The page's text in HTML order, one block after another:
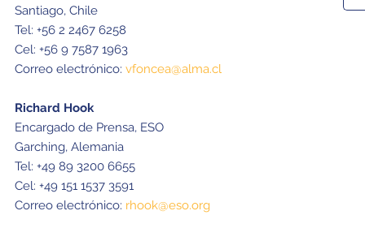
Santiago, Chile
Tel: +56 2 2467 6258
Cel: +56 9 7587 1963
Correo electrónico: vfoncea@alma.cl
Richard Hook
Encargado de Prensa, ESO
Garching, Alemania
Tel: +49 89 3200 6655
Cel: +49 151 1537 3591
Correo electrónico: rhook@eso.org